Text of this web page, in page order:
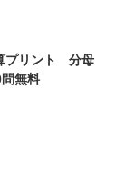
プリント 分母
無料